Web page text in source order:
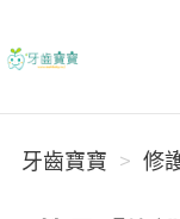
牙齒寶寶
牙齒寶寶 修